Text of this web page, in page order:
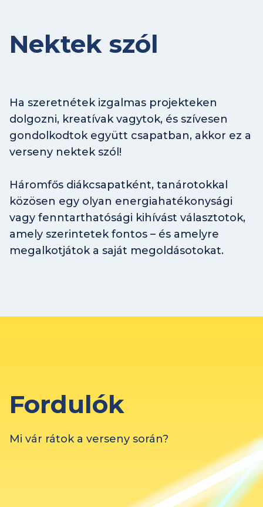
Nektek szól
Ha szeretnétek izgalmas projekteken
dolgozni, kreatívak vagytok, és szívesen
gondolkodtok együtt csapatban, akkor ez a
verseny nektek szól!
Háromfős diákcsapatként, tanárotokkal
közösen egy olyan energiahatékonysági
vagy fenntarthatósági kihívást választotok,
amely szerintetek fontos – és amelyre
megalkotjátok a saját megoldásotokat.
Fordulók
Mi vár rátok a verseny során?